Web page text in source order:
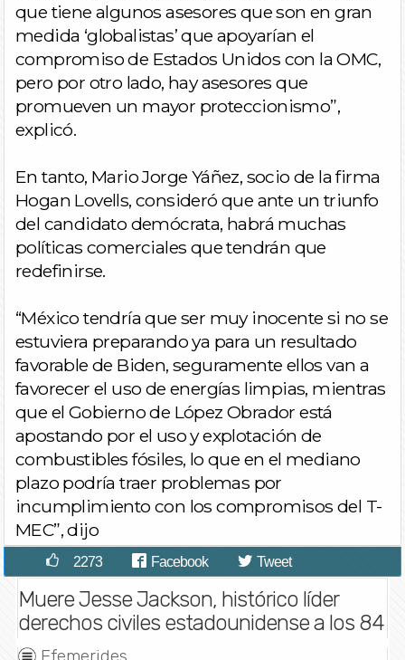
que tiene algunos asesores que son en gran
medida ‘globalistas’ que apoyarían el
compromiso de Estados Unidos con la OMC,
pero por otro lado, hay asesores que
promueven un mayor proteccionismo”,
explicó.
En tanto, Mario Jorge Yáñez, socio de la firma
Hogan Lovells, consideró que ante un triunfo
del candidato demócrata, habrá muchas
políticas comerciales que tendrán que
redefinirse.
“México tendría que ser muy inocente si no se
estuviera preparando ya para un resultado
favorable de Biden, seguramente ellos van a
favorecer el uso de energías limpias, mientras
que el Gobierno de López Obrador está
apostando por el uso y explotación de
combustibles fósiles, lo que en el mediano
plazo podría traer problemas por
incumplimiento con los compromisos del T-
MEC”, dijo
2273 Facebook Tweet
Muere Jesse Jackson, histórico líder
derechos civiles estadounidense a los 84